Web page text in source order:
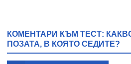
КОМЕНТАРИ КЪМ ТЕСТ:
ПОЗАТА, В КОЯТО СЕДИТЕ?